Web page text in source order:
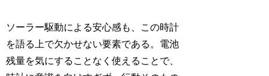
ソーラー駆動による安心感も、この時計
を語る上で欠かせない要素である。電池
残量を気にすることなく使えることで、